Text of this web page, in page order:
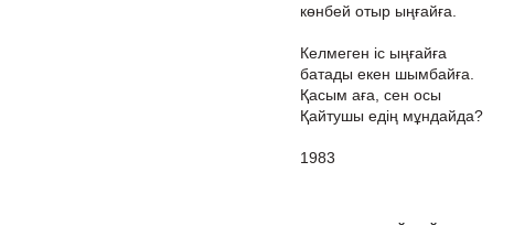
көнбей отыр ыңғайға.
Келмеген іс ыңғайға
батады екен шымбайға.
Қасым аға, сен осы
Қайтушы едің мұндайда?
1983